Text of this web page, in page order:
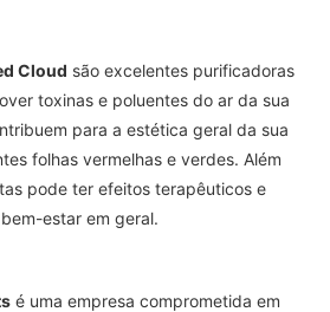
Cloud são excelentes purificadoras
toxinas e poluentes do ar da sua
para a estética geral da sua
folhas vermelhas e verdes. Além
pode ter efeitos terapêuticos e
estar em geral.
é uma empresa comprometida em